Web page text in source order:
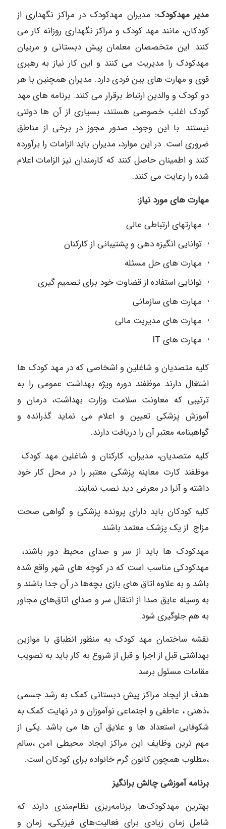
مدیر مهدکودک: مدیران مهدکودک در مراکز نگهداری از
کودکان، مانند مهد کودک و مراکز نگهداری روزانه کار می
کنند. این متخصصان معلمان پیش دبستانی و مربیان
مهدکودک را مدیریت می کنند و این کار نیاز به رهبری
قوی و مهارت های بین فردی دارد. مدیران همچنین با هر
دو کودک و والدین ارتباط برقرار می کنند. برنامه های مهد
کودک اغلب خصوصی هستند، بسیاری از آن ها دولتی
نیستند. با این وجود، صدور مجوز در برخی از مناطق
ضروری است. در این موارد، مدیران باید الزامات را برآورده
کنند و اطمینان حاصل کنند که کارمندان نیز الزامات اعلام
شده را رعایت می کنند.
مهارت های مورد نیاز:
مهارتهای ارتباطی عالی
توانایی انگیزه دهی و پشتیبانی از کارکنان
مهارت های حل مسئله
توانایی استفاده از قضاوت خود برای تصمیم گیری
مهارت های سازمانی
مهارت های مدیریت مالی
مهارت های IT
کلیه متصدیان و شاغلین و اشخاصی که در مهد کودک ها
اشتغال دارند موظفند دوره ویژه بهداشت عمومی را به
ترتیبی که معاونت سلامت وزارت بهداشت، درمان و
آموزش پزشکی تعیین و اعلام می نماید گذرانده و
گواهینامه معتبر آن را دریافت دارند.
کلیه متصدیان، مدیران، کارکنان و شاغلین مهد کودک
موظفند کارت معاینه پزشکی معتبر را در محل کار خود
داشته و آنرا در معرض دید نصب نمایند.
کلیه کودکان باید دارای پرونده پزشکی و گواهی صحت
مزاج از یک پزشک معتمد باشند.
مهدکودک ها باید از سر و صدای محیط دور باشند،
مهدکودکی مناسب است که در کوچه های شهر واقع شده
باشد و به علاوه اتاق های بازی بچه‌ها در آن جدا باشند و
به وسیله عایق صدا از انتقال سر و صدای اتاق‌های مجاور
به هم جلوگیری شود.
نقشه ساختمان مهد کودک به منظور انطباق با موازین
بهداشتی قبل از اجرا و قبل از شروع به کار باید به تصویب
مقامات مسئول برسد.
هدف از ایجاد مراکز پیش دبستانی کمک به رشد جسمی
،ذهنی ، عاطفی و اجتماعی نوآموزان و در نهایت کمک به
شکوفایی استعداد ها و علایق آن ها می باشد .یکی از
مهم ترین وظایف این مراکز ایجاد محیطی امن ،سالم
،مطلوب همچون کانون گرم خانواده برای کودکان است.
برنامه آموزشی چالش ‌برانگیز
بهترین مهدکودک‌ها برنامه‌ریزی نظام‌مندی دارند که
شامل زمان زیادی برای فعالیت‌های فیزیکی، زمان و